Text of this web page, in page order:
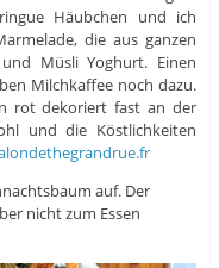
Häubchen und ich
die aus ganzen
Müsli Yoghurt. Einen
Milchkaffee noch dazu.
rot dekoriert fast an der
und die Köstlichkeiten
auf. Der
nicht zum Essen